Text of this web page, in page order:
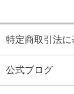
特定商取引法に
公式ブログ